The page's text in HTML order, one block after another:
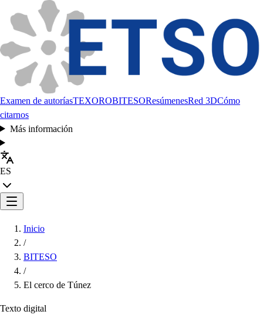
Examen de autoríasTEXOROBITESOResúmenesRed 3DCómo
citarnos
Más información
ES
Inicio
/
BITESO
/
El cerco de Túnez
Texto digital